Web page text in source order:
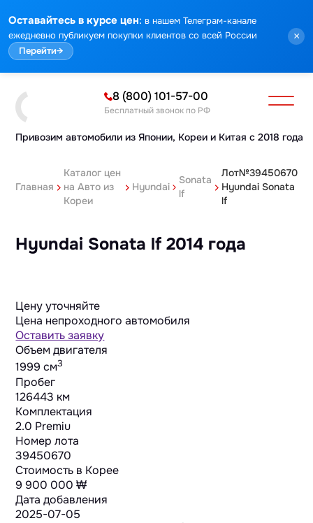
Оставайтесь в курсе цен: в нашем Телеграм-канале
ежедневно публикуем покупки клиентов со всей России
Перейти→
×
Привозим автомобили из Японии, Кореи и Китая с 2018 года
8 (800) 101-57-00
Бесплатный звонок по РФ
Главная
Каталог цен
на Авто из
Кореи
Hyundai
Sonata
lf
Лот№39450670
Hyundai Sonata
lf
Hyundai Sonata lf 2014 года
Цену уточняйте
Цена непроходного автомобиля
Оставить заявку
Объем двигателя
1999 cм3
Пробег
126443 км
Комплектация
2.0 Premiu
Номер лота
39450670
Стоимость в Корее
9 900 000 ₩
Дата добавления
2025-07-05